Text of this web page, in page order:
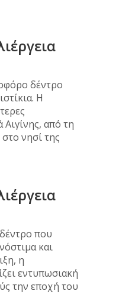
δέντρο
Η
Αιγίνης, από τη
νησί της
που
και
η
εντυπωσιακή
την εποχή του